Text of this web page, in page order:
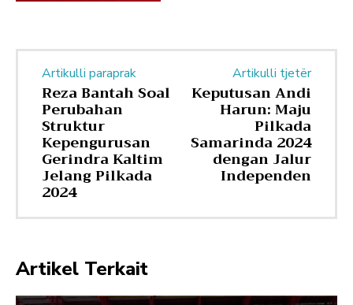
Artikulli paraprak
Reza Bantah Soal
Perubahan
Struktur
Kepengurusan
Gerindra Kaltim
Jelang Pilkada
2024
Artikulli tjetër
Keputusan Andi
Harun: Maju
Pilkada
Samarinda 2024
dengan Jalur
Independen
Artikel Terkait